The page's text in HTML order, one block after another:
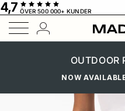
Hoppa till innehåll
4,7 ÖVER 500 000+ KUNDER
Konto
OUTDOOR
NOW